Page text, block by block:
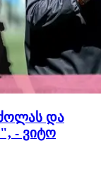
და
- ვიტო